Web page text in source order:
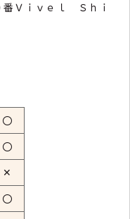
番Ｖｉｖｅｌ Ｓｈｉ
〇
〇
✕
〇